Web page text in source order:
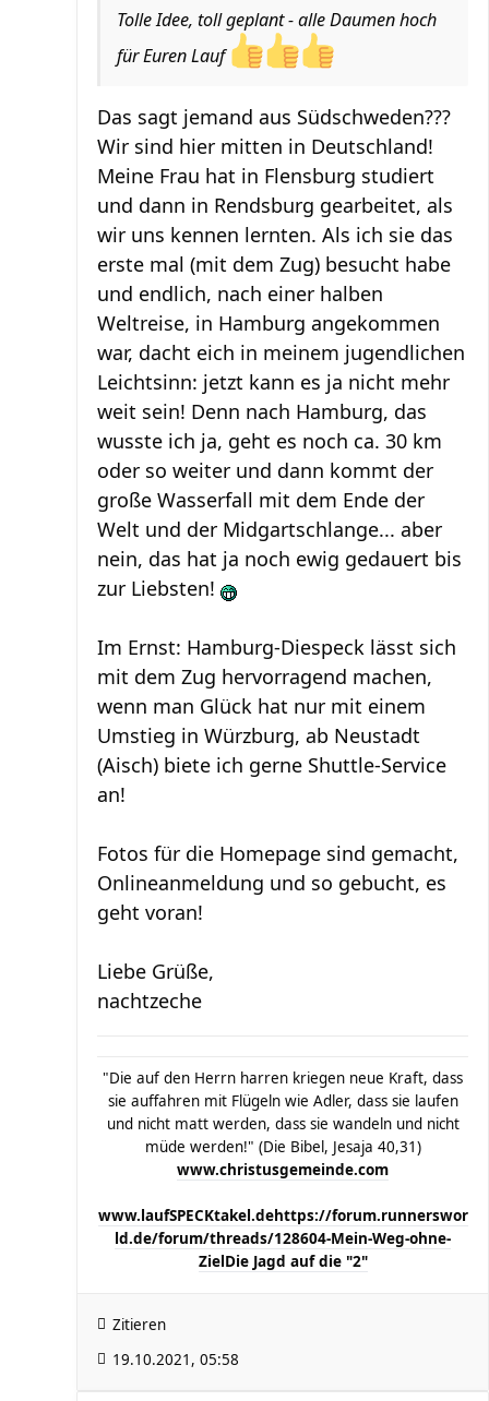
Tolle Idee, toll geplant - alle Daumen hoch
für Euren Lauf
Das sagt jemand aus Südschweden???
Wir sind hier mitten in Deutschland!
Meine Frau hat in Flensburg studiert
und dann in Rendsburg gearbeitet, als
wir uns kennen lernten. Als ich sie das
erste mal (mit dem Zug) besucht habe
und endlich, nach einer halben
Weltreise, in Hamburg angekommen
war, dacht eich in meinem jugendlichen
Leichtsinn: jetzt kann es ja nicht mehr
weit sein! Denn nach Hamburg, das
wusste ich ja, geht es noch ca. 30 km
oder so weiter und dann kommt der
große Wasserfall mit dem Ende der
Welt und der Midgartschlange... aber
nein, das hat ja noch ewig gedauert bis
zur Liebsten!
Im Ernst: Hamburg-Diespeck lässt sich
mit dem Zug hervorragend machen,
wenn man Glück hat nur mit einem
Umstieg in Würzburg, ab Neustadt
(Aisch) biete ich gerne Shuttle-Service
an!
Fotos für die Homepage sind gemacht,
Onlineanmeldung und so gebucht, es
geht voran!
Liebe Grüße,
nachtzeche
"Die auf den Herrn harren kriegen neue Kraft, dass
sie auffahren mit Flügeln wie Adler, dass sie laufen
und nicht matt werden, dass sie wandeln und nicht
müde werden!" (Die Bibel, Jesaja 40,31)
www.christusgemeinde.com
www.laufSPECKtakel.dehttps://forum.runnerswor
ld.de/forum/threads/128604-Mein-Weg-ohne-
ZielDie Jagd auf die "2"
Zitieren
19.10.2021, 05:58